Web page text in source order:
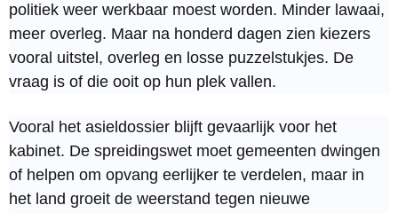
politiek weer werkbaar moest worden. Minder lawaai,
meer overleg. Maar na honderd dagen zien kiezers
vooral uitstel, overleg en losse puzzelstukjes. De
vraag is of die ooit op hun plek vallen.
Vooral het asieldossier blijft gevaarlijk voor het
kabinet. De spreidingswet moet gemeenten dwingen
of helpen om opvang eerlijker te verdelen, maar in
het land groeit de weerstand tegen nieuwe